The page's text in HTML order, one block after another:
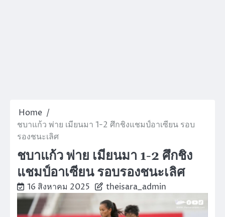
Home
ชบาแก้ว พ่าย เมียนมา 1-2 ศึกชิงแชมป์อาเซียน รอบ
รองชนะเลิศ
ชบาแก้ว พ่าย เมียนมา 1-2 ศึกชิง
แชมป์อาเซียน รอบรองชนะเลิศ
16 สิงหาคม 2025 theisara_admin